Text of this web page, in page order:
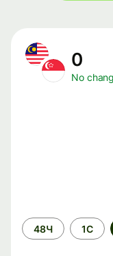
0
No
Time
period
48Ч 1С